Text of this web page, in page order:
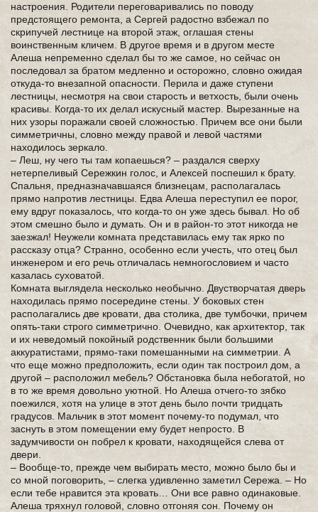
настроения. Родители переговаривались по поводу
предстоящего ремонта, а Сергей радостно взбежал по
скрипучей лестнице на второй этаж, оглашая стены
воинственным кличем. В другое время и в другом месте
Алеша непременно сделал бы то же самое, но сейчас он
последовал за братом медленно и осторожно, словно ожидая
откуда-то внезапной опасности. Перила и даже ступени
лестницы, несмотря на свои старость и ветхость, были очень
красивы. Когда-то их делал искусный мастер. Вырезанные на
них узоры поражали своей сложностью. Причем все они были
симметричны, словно между правой и левой частями
находилось зеркало.
– Леш, ну чего ты там копаешься? – раздался сверху
нетерпеливый Сережкин голос, и Алексей поспешил к брату.
Спальня, предназначавшаяся близнецам, располагалась
прямо напротив лестницы. Едва Алеша переступил ее порог,
ему вдруг показалось, что когда-то он уже здесь бывал. Но об
этом смешно было и думать. Он и в район-то этот никогда не
заезжал! Неужели комната представилась ему так ярко по
рассказу отца? Странно, особенно если учесть, что отец был
инженером и его речь отличалась немногословием и часто
казалась суховатой.
Комната выглядела несколько необычно. Двустворчатая дверь
находилась прямо посередине стены. У боковых стен
располагались две кровати, два столика, две тумбочки, причем
опять-таки строго симметрично. Очевидно, как архитектор, так
и их неведомый покойный родственник были большими
аккуратистами, прямо-таки помешанными на симметрии. А
что еще можно предположить, если один так построил дом, а
другой – расположил мебель? Обстановка была небогатой, но
в то же время довольно уютной. Но Алеша отчего-то зябко
поежился, хотя на улице в этот день было почти тридцать
градусов. Мальчик в этот момент почему-то подумал, что
заснуть в этом помещении ему будет непросто. В
задумчивости он побрел к кровати, находящейся слева от
двери.
– Вообще-то, прежде чем выбирать место, можно было бы и
со мной поговорить, – слегка удивленно заметил Сережа. – Но
если тебе нравится эта кровать… Они все равно одинаковые.
Алеша тряхнул головой, словно отгоняя сон. Почему он